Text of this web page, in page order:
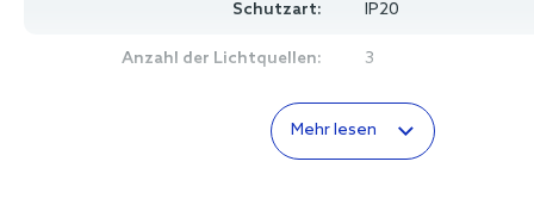
Schutzart: IP20
Anzahl der Lichtquellen: 3
Mehr lesen